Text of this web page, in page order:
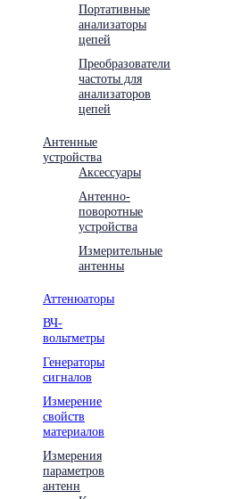
Портативные
анализаторы
цепей
Преобразователи
частоты для
анализаторов
цепей
Антенные
устройства
Аксессуары
Антенно-
поворотные
устройства
Измерительные
антенны
Аттенюаторы
ВЧ-
вольтметры
Генераторы
сигналов
Измерение
свойств
материалов
Измерения
параметров
антенн